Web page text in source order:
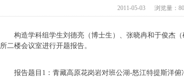
2011-05-03 浏览量：
构造学科组学生刘德亮（博士生）、张晓冉和于俊杰
所二楼会议室进行开题报告。
报告题目1：青藏高原花岗岩对班公湖-怒江特提斯洋